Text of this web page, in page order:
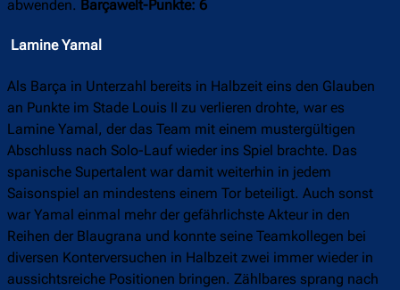
abwenden. Barçawelt-Punkte: 6
Lamine Yamal
Als Barça in Unterzahl bereits in Halbzeit eins den Glauben
an Punkte im Stade Louis II zu verlieren drohte, war es
Lamine Yamal, der das Team mit einem mustergültigen
Abschluss nach Solo-Lauf wieder ins Spiel brachte. Das
spanische Supertalent war damit weiterhin in jedem
Saisonspiel an mindestens einem Tor beteiligt. Auch sonst
war Yamal einmal mehr der gefährlichste Akteur in den
Reihen der Blaugrana und konnte seine Teamkollegen bei
diversen Konterversuchen in Halbzeit zwei immer wieder in
aussichtsreiche Positionen bringen. Zählbares sprang nach